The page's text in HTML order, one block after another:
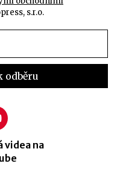
s.r.o.
videa na